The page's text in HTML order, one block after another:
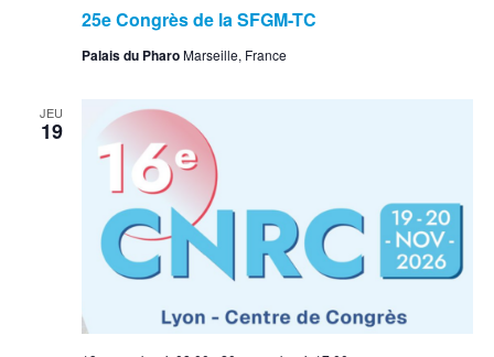
25e Congrès de la SFGM-TC
Palais du PharoMarseille, France
JEU
19